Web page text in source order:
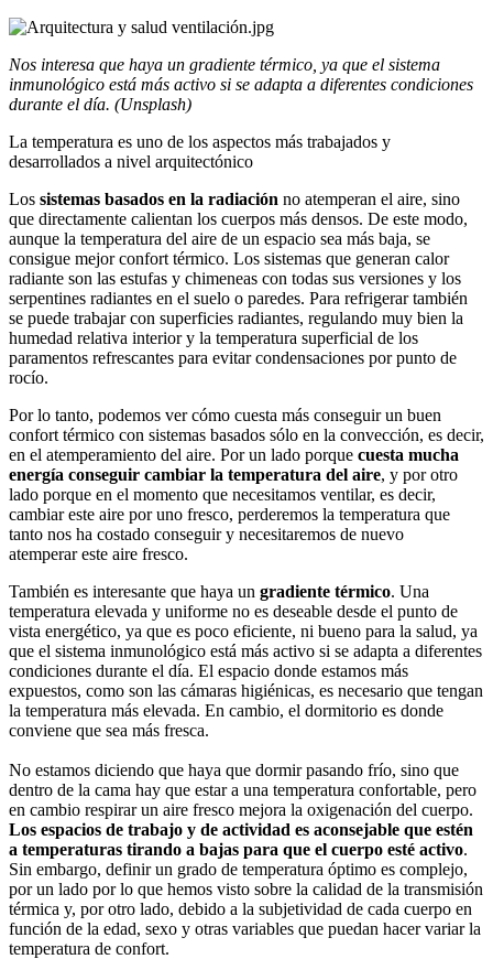
Nos interesa que haya un gradiente térmico, ya que el sistema
inmunológico está más activo si se adapta a diferentes condiciones
durante el día. (Unsplash)
La temperatura es uno de los aspectos más trabajados y
desarrollados a nivel arquitectónico
Los sistemas basados ​​en la radiación no atemperan el aire, sino
que directamente calientan los cuerpos más densos. De este modo,
aunque la temperatura del aire de un espacio sea más baja, se
consigue mejor confort térmico. Los sistemas que generan calor
radiante son las estufas y chimeneas con todas sus versiones y los
serpentines radiantes en el suelo o paredes. Para refrigerar también
se puede trabajar con superficies radiantes, regulando muy bien la
humedad relativa interior y la temperatura superficial de los
paramentos refrescantes para evitar condensaciones por punto de
rocío.
Por lo tanto, podemos ver cómo cuesta más conseguir un buen
confort térmico con sistemas basados ​​sólo en la convección, es decir,
en el atemperamiento del aire. Por un lado porque cuesta mucha
energía conseguir cambiar la temperatura del aire, y por otro
lado porque en el momento que necesitamos ventilar, es decir,
cambiar este aire por uno fresco, perderemos la temperatura que
tanto nos ha costado conseguir y necesitaremos de nuevo
atemperar este aire fresco.
También es interesante que haya un gradiente térmico. Una
temperatura elevada y uniforme no es deseable desde el punto de
vista energético, ya que es poco eficiente, ni bueno para la salud, ya
que el sistema inmunológico está más activo si se adapta a diferentes
condiciones durante el día. El espacio donde estamos más
expuestos, como son las cámaras higiénicas, es necesario que tengan
la temperatura más elevada. En cambio, el dormitorio es donde
conviene que sea más fresca.
No estamos diciendo que haya que dormir pasando frío, sino que
dentro de la cama hay que estar a una temperatura confortable, pero
en cambio respirar un aire fresco mejora la oxigenación del cuerpo.
Los espacios de trabajo y de actividad es aconsejable que estén
a temperaturas tirando a bajas para que el cuerpo esté activo.
Sin embargo, definir un grado de temperatura óptimo es complejo,
por un lado por lo que hemos visto sobre la calidad de la transmisión
térmica y, por otro lado, debido a la subjetividad de cada cuerpo en
función de la edad, sexo y otras variables que puedan hacer variar la
temperatura de confort.